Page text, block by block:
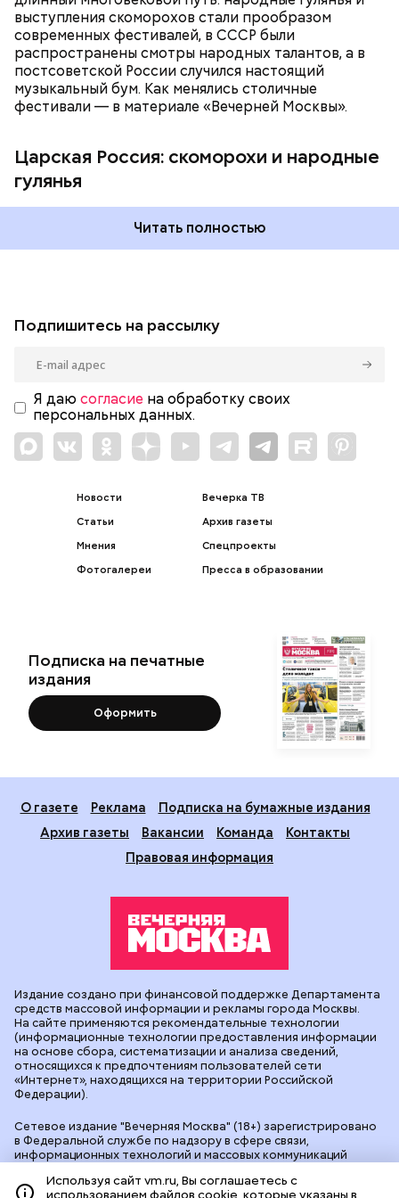
выступления скоморохов стали прообразом
современных фестивалей, в СССР были
распространены смотры народных талантов, а в
постсоветской России случился настоящий
музыкальный бум. Как менялись столичные
фестивали — в материале «Вечерней Москвы».
Царская Россия: скоморохи и народные
гулянья
Фото: public domain
Читать полностью
Подпишитесь на рассылку
Я даю согласие на обработку своих
персональных данных.
Новости
Статьи
Мнения
Фотогалереи
Вечерка ТВ
Архив газеты
Спецпроекты
Пресса в образовании
Подписка на печатные
издания
Оформить
О газете Реклама
Подписка на бумажные издания
Архив газеты
Вакансии Команда
Контакты
Правовая информация
Сетевое издание "Вечерняя Москва" (18+) зарегистрировано
в Федеральной службе по надзору в сфере связи,
информационных технологий и массовых коммуникаций
90524 от 09.12.2025. Учредитель: АО "Редакция газеты
Издание создано при финансовой поддержке Департамента
средств массовой информации и рекламы города Москвы.
На сайте применяются рекомендательные технологии
(информационные технологии предоставления информации
на основе сбора, систематизации и анализа сведений,
относящихся к предпочтениям пользователей сети
«Интернет», находящихся на территории Российской
Федерации).
Используя сайт vm.ru, Вы соглашаетесь с
использованием файлов cookie, которые указаны в